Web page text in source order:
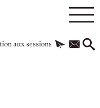
aux sessions